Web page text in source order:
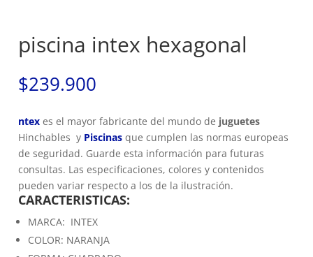
piscina intex hexagonal
$239.900
ntex es el mayor fabricante del mundo de juguetes
Hinchables y Piscinas que cumplen las normas europeas
de seguridad. Guarde esta información para futuras
consultas. Las especificaciones, colores y contenidos
pueden variar respecto a los de la ilustración.
CARACTERISTICAS:
MARCA: INTEX
COLOR: NARANJA